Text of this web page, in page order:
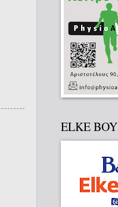
ELKE BOY